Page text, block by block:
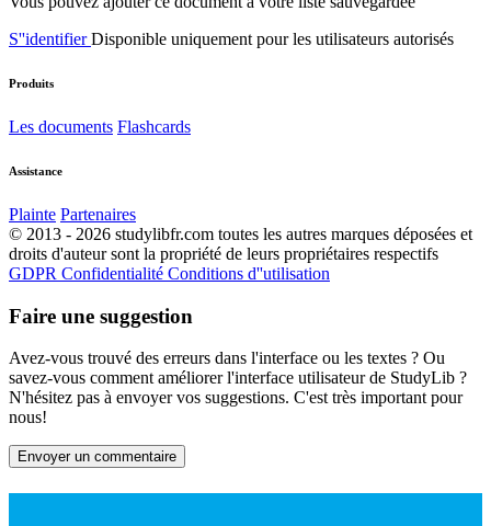
S''identifierDisponible uniquement pour les utilisateurs autorisés
Produits
Les documents Flashcards
Assistance
Plainte Partenaires
© 2013 - 2026 studylibfr.com toutes les autres marques déposées et
droits d'auteur sont la propriété de leurs propriétaires respectifs
GDPR Confidentialité Conditions d''utilisation
Faire une suggestion
Avez-vous trouvé des erreurs dans l'interface ou les textes ? Ou
savez-vous comment améliorer l'interface utilisateur de StudyLib ?
N'hésitez pas à envoyer vos suggestions. C'est très important pour
nous!
Envoyer un commentaire